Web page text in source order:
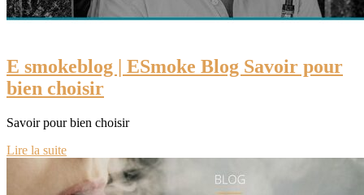
E smokeblog | ESmoke Blog Savoir pour
bien choisir
Savoir pour bien choisir
Lire la suite